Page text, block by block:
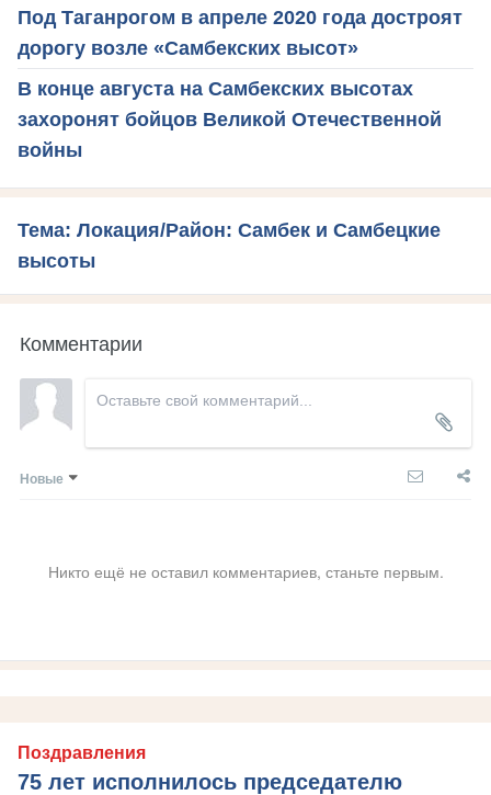
Под Таганрогом в апреле 2020 года достроят
дорогу возле «Самбекских высот»
В конце августа на Самбекских высотах
захоронят бойцов Великой Отечественной
войны
Тема: Локация/Район: Самбек и Самбецкие
высоты
Комментарии
Новые
Никто ещё не оставил комментариев, станьте первым.
Поздравления
75 лет исполнилось председателю